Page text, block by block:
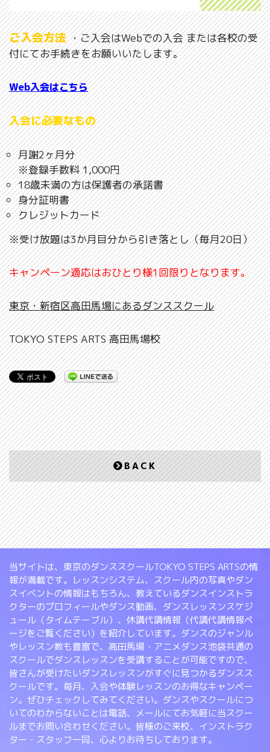
ご入会方法・ご入会はWebでの入会 または各校の受
付にてお手続きをお願いいたします。
Web入会はこちら
入会に必要なもの
月謝2ヶ月分
※登録手数料 1,000円
18歳未満の方は保護者の承諾書
身分証明書
クレジットカード
※受け放題は3か月目分から引き落とし（毎月20日）
キャンペーン適応はおひとり様1回限りとなります。
東京・新宿区高田馬場にあるダンススクール
TOKYO STEPS ARTS 高田馬場校
BACK
当サイトは、東京のダンススクールTOKYO STEPS ARTSの情
報が満載です。レッスンシステム、スクール内の写真やダン
スイベントの情報はもちろん、教えているダンスインストラ
クターのプロフィールやダンス動画、ダンスレッスンスケジ
ュール（タイムテーブル）、休講代講情報（代講代講情報ペ
ージをご覧ください）を紹介しています。ダンスのジャンル
やレッスン数も豊富で、高田馬場・アニメダンス池袋共通の
スクールでダンスレッスンを受講することが可能ですので、
皆さんが受けたいダンスレッスンがすぐに見つかるダンスス
クールです。毎月、入会や体験レッスンのお得なキャンペー
ン。ぜひチェックしてみてください。ダンスやスクールにつ
いてのわからないことは電話、メールにてお気軽に当スクー
ルまでお問い合わせください。皆様のご来校、インストラク
ター・スタッフ一同、心よりお待ちしております。